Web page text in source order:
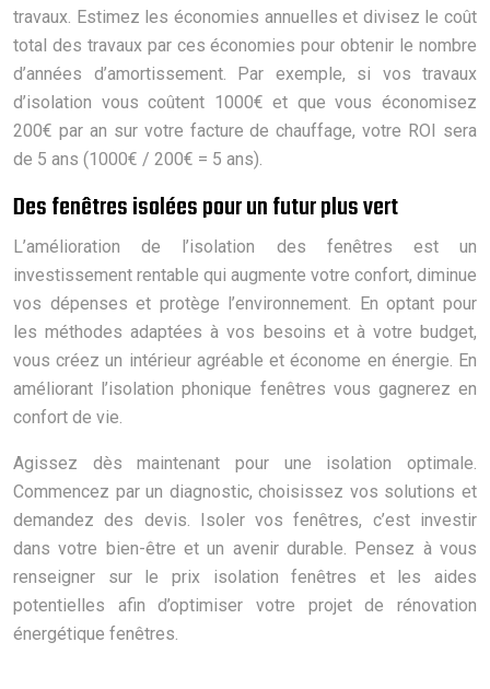
travaux. Estimez les économies annuelles et divisez le coût
total des travaux par ces économies pour obtenir le nombre
d’années d’amortissement. Par exemple, si vos travaux
d’isolation vous coûtent 1000€ et que vous économisez
200€ par an sur votre facture de chauffage, votre ROI sera
de 5 ans (1000€ / 200€ = 5 ans).
Des fenêtres isolées pour un futur plus vert
L’amélioration de l’isolation des fenêtres est un
investissement rentable qui augmente votre confort, diminue
vos dépenses et protège l’environnement. En optant pour
les méthodes adaptées à vos besoins et à votre budget,
vous créez un intérieur agréable et économe en énergie. En
améliorant l’isolation phonique fenêtres vous gagnerez en
confort de vie.
Agissez dès maintenant pour une isolation optimale.
Commencez par un diagnostic, choisissez vos solutions et
demandez des devis. Isoler vos fenêtres, c’est investir
dans votre bien-être et un avenir durable. Pensez à vous
renseigner sur le prix isolation fenêtres et les aides
potentielles afin d’optimiser votre projet de rénovation
énergétique fenêtres.